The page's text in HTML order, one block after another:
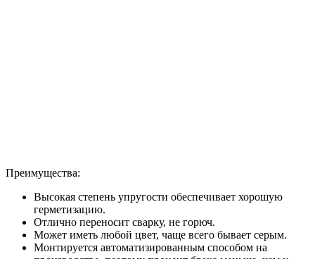
Преимущества:
Высокая степень упругости обеспечивает хорошую
герметизацию.
Отлично переносит сварку, не горюч.
Может иметь любой цвет, чаще всего бывает серым.
Монтируется автоматизированным способом на